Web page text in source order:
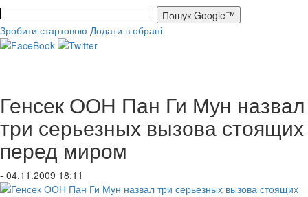
Зробити стартовою Додати в обрані
Генсек ООН Пан Ги Мун назвал
три серьезных вызова стоящих
перед миром
- 04.11.2009 18:11